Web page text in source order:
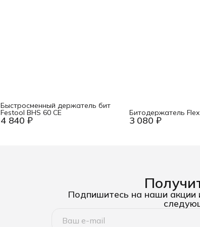
4 840 ₽
Быстросменный держатель бит
Festool BHS 60 CE
3 080 ₽
Битодержатель
Подпишитесь на наши акции